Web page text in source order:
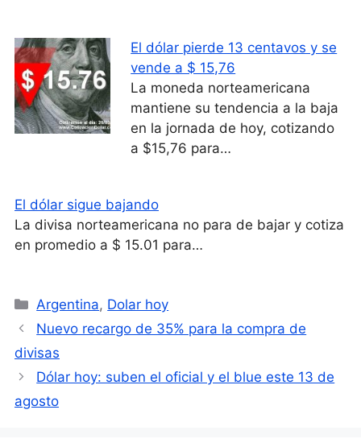
El dólar pierde 13 centavos y se
vende a $ 15,76
La moneda norteamericana
mantiene su tendencia a la baja
en la jornada de hoy, cotizando
a $15,76 para…
El dólar sigue bajando
La divisa norteamericana no para de bajar y cotiza
en promedio a $ 15.01 para…
Categorías
Argentina, Dolar hoy
Nuevo recargo de 35% para la compra de
divisas
Dólar hoy: suben el oficial y el blue este 13 de
agosto